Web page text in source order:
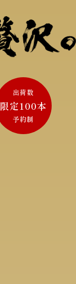
出荷数
限定100本
予約制